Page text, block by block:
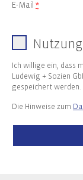
E-Mail *
Ich willige ein, dass
Ludewig + Sozien
gespeichert werden.
Die Hinweise zum